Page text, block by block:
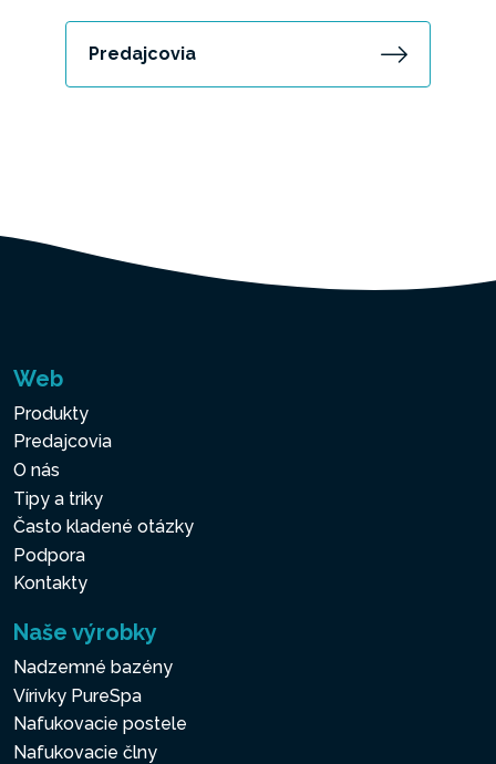
Predajcovia
Web
Produkty
Predajcovia
O nás
Tipy a triky
Často kladené otázky
Podpora
Kontakty
Naše výrobky
Nadzemné bazény
Vírivky PureSpa
Nafukovacie postele
Nafukovacie člny